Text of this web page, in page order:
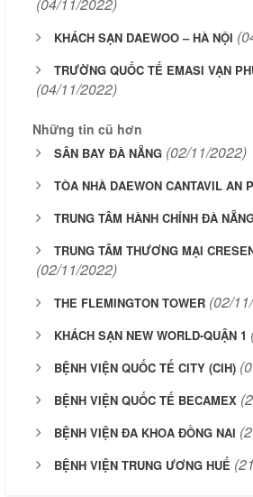
KHÁCH SẠN DAEWOO – HÀ NỘI
TRƯỜNG QUỐC TẾ EMASI VẠN
(04/11/2022)
Những tin cũ hơn
SÂN BAY ĐÀ NẴNG (02/11/2022)
TÒA NHÀ DAEWON CANTAVIL AN
TRUNG TÂM HÀNH CHÍNH ĐÀ
TRUNG TÂM THƯƠNG MẠI
(02/11/2022)
THE FLEMINGTON TOWER (02/
KHÁCH SẠN NEW WORLD-QUẬN 1
BỆNH VIỆN QUỐC TẾ CITY (CIH)
BỆNH VIỆN QUỐC TẾ BECAMEX
BỆNH VIỆN ĐA KHOA ĐỒNG NAI
BỆNH VIỆN TRUNG ƯƠNG HUẾ